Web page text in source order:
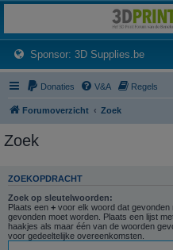
Het 3D print forum van de Benelux na de
Sponsor: 3D Supplies.be
Donaties V&A Regels
Forumoverzicht Zoek
Zoek
ZOEKOPDRACHT
Zoek op sleutelwoorden:
Plaats een + voor elk woord dat gevonden
gevonden moet worden. Plaats een lijst
haakjes als maar één van de woorden
voor gedeeltelijke overeenkomsten.